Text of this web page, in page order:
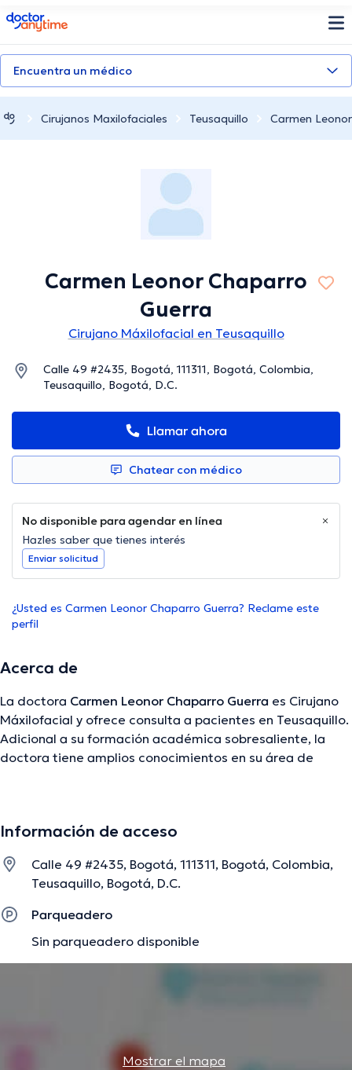
doctoranytime
Encuentra un médico
Cirujanos Maxilofaciales Teusaquillo Carmen
Carmen Leonor Chaparro
Guerra
Cirujano Máxilofacial en Teusaquillo
Calle 49 #2435, Bogotá, 111311, Bogotá, Colombia,
Teusaquillo, Bogotá, D.C.
Llamar ahora
Chatear con médico
No disponible para agendar en línea
Hazles saber que tienes interés
Enviar solicitud
¿Usted es Carmen Leonor Chaparro Guerra? Reclame este
perfil
Acerca de
La doctora Carmen Leonor Chaparro Guerra es Cirujano
Máxilofacial y ofrece consulta a pacientes en Teusaquillo.
Adicional a su formación académica sobresaliente, la
doctora tiene amplios conocimientos en su área de
miembro de diversas asociaciones médicas. Carmen
conferencias con la finalidad de tener una formación
continua en su disciplina de especialización y ha
publicado diferentes publicaciones. Español es el idioma
principal hablado por la profesional de la salud.
Información de acceso
Calle 49 #2435, Bogotá, 111311, Bogotá, Colombia,
Teusaquillo, Bogotá, D.C.
Parqueadero
Sin parqueadero disponible
Mostrar el mapa